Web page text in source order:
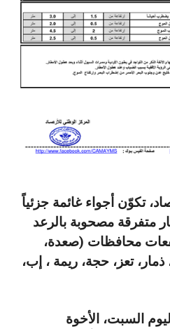
تكوّن أجواء غائمة جزئياً
متفرقة مصحوبة بالرعد
محافظات (صعدة،
تعز، حجة، ريمة ، إب،
السبت، الأخوة